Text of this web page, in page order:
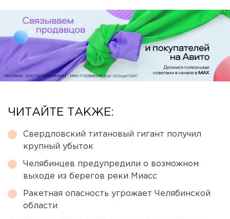
ЧИТАЙТЕ ТАКЖЕ:
Свердловский титановый гигант получил
крупный убыток
Челябинцев предупредили о возможном
выходе из берегов реки Миасс
Ракетная опасность угрожает Челябинской
области